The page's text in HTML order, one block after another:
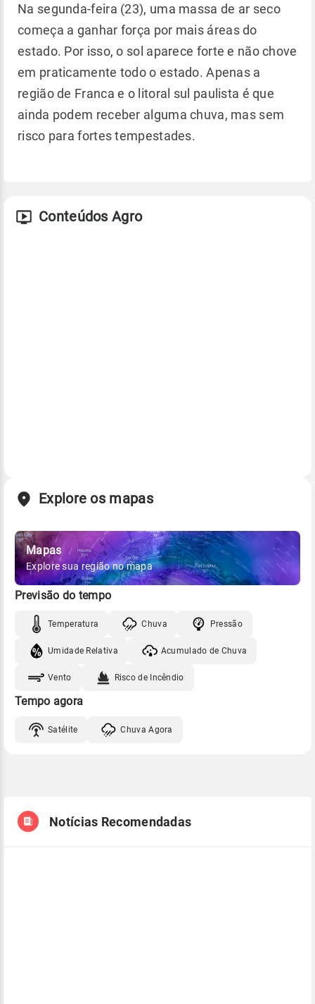
Na segunda-feira (23), uma massa de ar seco
começa a ganhar força por mais áreas do
estado. Por isso, o sol aparece forte e não chove
em praticamente todo o estado. Apenas a
região de Franca e o litoral sul paulista é que
ainda podem receber alguma chuva, mas sem
risco para fortes tempestades.
Conteúdos Agro
Explore os mapas
Mapas
Explore sua região no mapa
Previsão do tempo
Temperatura Chuva Pressão
Umidade Relativa Acumulado de Chuva
Vento Risco de Incêndio
Tempo agora
Satélite Chuva Agora
Notícias Recomendadas